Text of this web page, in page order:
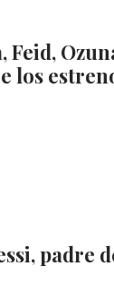
los
padre